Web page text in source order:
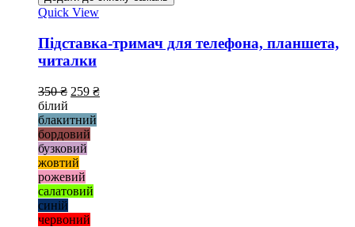
Quick View
Підставка-тримач для телефона, планшета,
читалки
350₴ 259 ₴
білий
блакитний
бордовий
бузковий
жовтий
рожевий
салатовий
синій
червоний